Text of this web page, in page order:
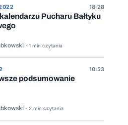
18:28
Pucharu Bałtyku
· 1 min czytania
10:53
podsumowanie
· 2 min czytania